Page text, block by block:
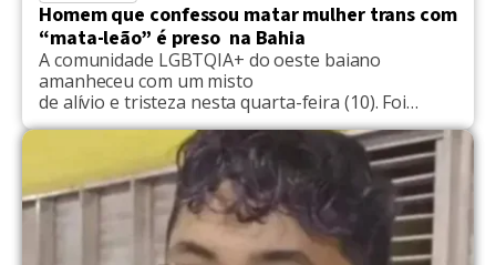
Homem que confessou matar mulher trans com
“mata-leão” é preso na Bahia
A comunidade LGBTQIA+ do oeste baiano
amanheceu com um misto
de alívio e tristeza nesta quarta-feira (10). Foi
decretada a prisão preventiva de Sérgio Henrique,
homem que confessou ter tirado a vida de Ryana
Alves, uma mulher trans de apenas 18 anos, no
último domingo (7). Ele relatou à polícia que usou
um “mata-leão” para estrangulá-la. O crime deixou
familiares, amigas e toda a população trans da
região profundamente […]